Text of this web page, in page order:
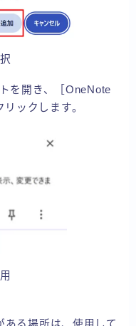
を開き、［OneNote
ックします。